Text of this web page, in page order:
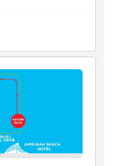
ピードボート乗
所の眺め
ポイント
、午後04:00、午後